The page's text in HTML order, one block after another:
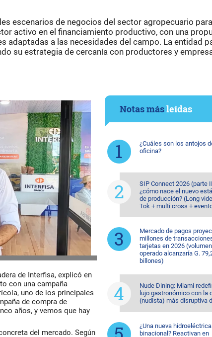
escenarios de negocios del sector agropecuario
activo en el financiamiento productivo, con una
adaptadas a las necesidades del campo. La entidad
su estrategia de cercanía con productores y
de Interfisa, explicó en
con una campaña
uno de los principales
de compra de
años, y vemos que hay
del mercado. Según
Notas másleídas
¿Cuáles son los antojos
oficina?
SIP Connect 2026 (parte
¿cómo nace el nuevo
de producción? (Long
Tok + multi cross +
Mercado de pagos
millones de
tarjetas en 2026 (volumen
operado alcanzaría G.
billones)
Nude Dining: Miami
lujo gastronómico con la
(nudista) más disruptiva
¿Una nueva hidroeléctrica
binacional? Reactivan en